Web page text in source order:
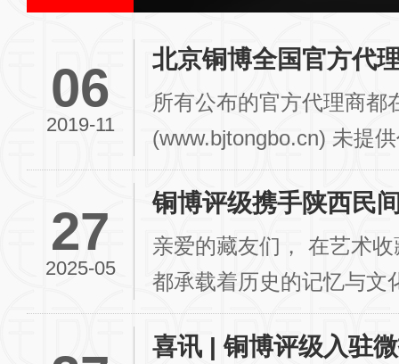
06
2019-11
北京铜博全国官方代
所有公布的官方代理商都
(www.bjtongbo.cn) 未提
我们上传。 可提...
27
2025-05
铜博评级携手陕西民
亲爱的藏友们， 在艺术收藏的世界里，每一项收藏
都承载着历史的记忆与文
收藏乐趣的同时，您是否
喜讯 | 铜博评级入驻